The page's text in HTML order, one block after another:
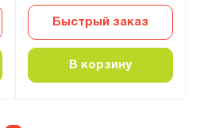
Быстрый заказ
В корзину